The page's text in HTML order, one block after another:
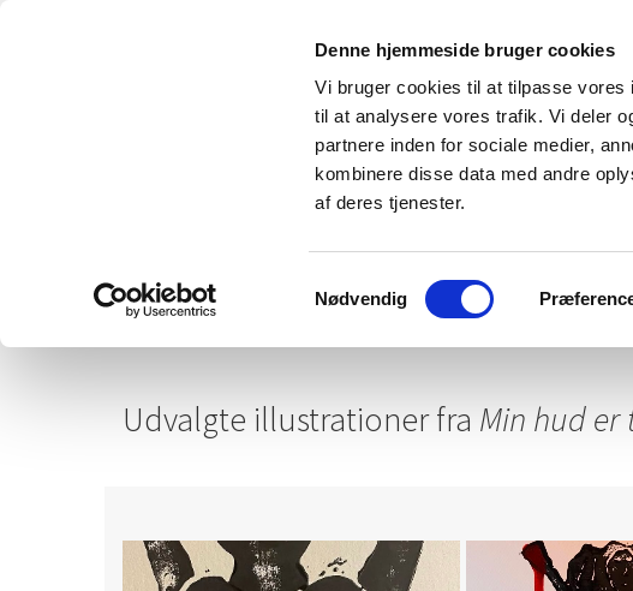
Denne hjemmeside bruger cookies
Vi bruger cookies til at tilpasse vores
til at analysere vores trafik. Vi deler
partnere inden for sociale medier,
kombinere disse data med andre
af deres tjenester.
Nødvendig
Illustrationerne på denne side er lavet af Anne
Udvalgte illustrationer fra Min hud